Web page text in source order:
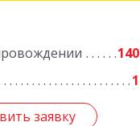
140
1
заявку
заявку